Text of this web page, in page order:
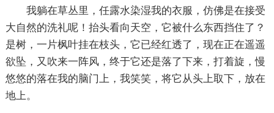
我躺在草丛里，任露水染湿我的衣服，仿佛是在接受
大自然的洗礼呢！抬头看向天空，它被什么东西挡住了？
是树，一片枫叶挂在枝头，它已经红透了，现在正在遥遥
欲坠，又吹来一阵风，终于它还是落了下来，打着旋，慢
悠悠的落在我的脑门上，我笑笑，将它从头上取下，放在
地上。